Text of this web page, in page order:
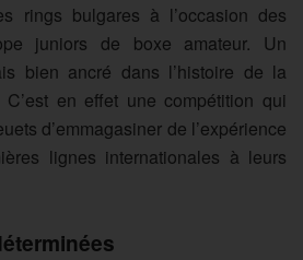
rings bulgares à l’occasion des
juniors de boxe amateur. Un
bien ancré dans l’histoire de la
en effet une compétition qui
d’emmagasiner de l’expérience
lignes internationales à leurs